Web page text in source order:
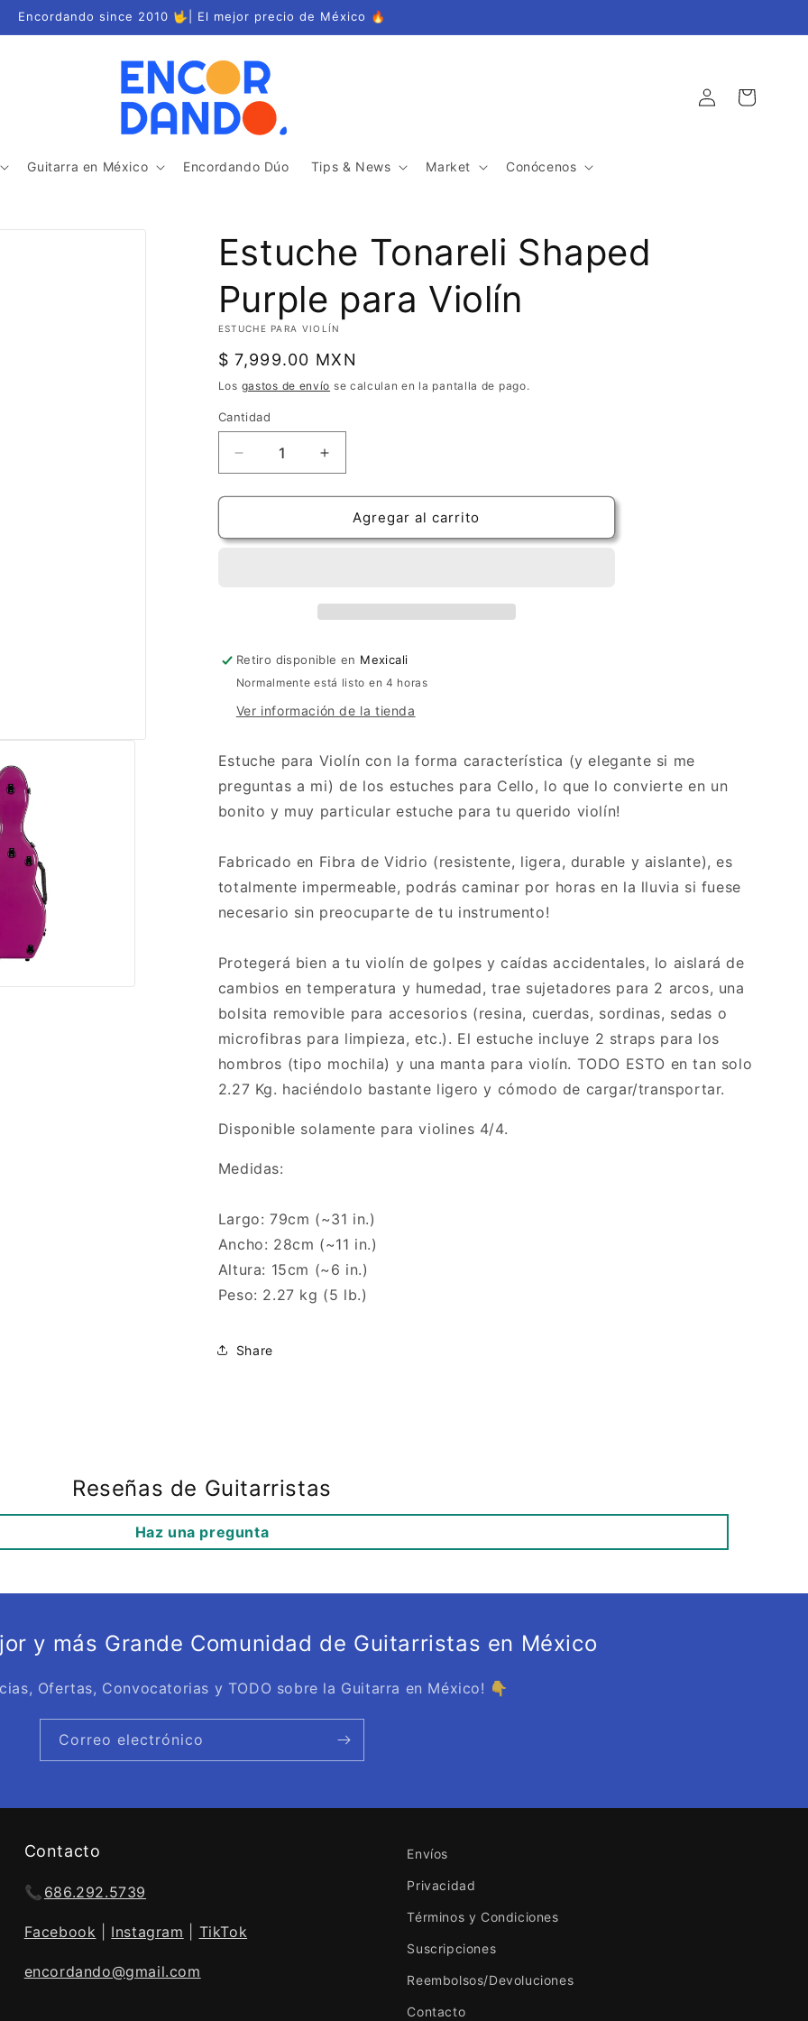
Encordando since 2010 🤟| El mejor precio de México 🔥
Guitarra en México Encordando Dúo Tips & News Market Conócenos
Iniciar
sesión
Carrito
Estuche Tonareli Shaped
Purple para Violín
ESTUCHE PARA VIOLÍN
Precio
habitual
$ 7,999.00 MXN
Los gastos de envío se calculan en la pantalla de pago.
Cantidad
Cantidad
Reducir
cantidad
para
Tonareli
Aumentar
cantidad
para
Estuche
Tonareli
Agregar al carrito
Retiro disponible en Mexicali
Normalmente está listo en 4 horas
Ver información de la tienda
Estuche para Violín con la forma característica (y elegante si me
preguntas a mi) de los estuches para Cello, lo que lo convierte en un
bonito y muy particular estuche para tu querido violín!
Fabricado en Fibra de Vidrio (resistente, ligera, durable y aislante), es
totalmente impermeable, podrás caminar por horas en la lluvia si fuese
necesario sin preocuparte de tu instrumento!
Protegerá bien a tu violín de golpes y caídas accidentales, lo aislará de
cambios en temperatura y humedad, trae sujetadores para 2 arcos, una
bolsita removible para accesorios (resina, cuerdas, sordinas, sedas o
microfibras para limpieza, etc.). El estuche incluye 2 straps para los
hombros (tipo mochila) y una manta para violín. TODO ESTO en tan solo
2.27 Kg. haciéndolo bastante ligero y cómodo de cargar/transportar.
Disponible solamente para violines 4/4.
Medidas:
Largo: 79cm (~31 in.)
Ancho: 28cm (~11 in.)
Altura: 15cm (~6 in.)
Peso: 2.27 kg (5 lb.)
Share
Reseñas de Guitarristas
Haz una pregunta
y más Grande Comunidad de Guitarristas en México
Ofertas, Convocatorias y TODO sobre la Guitarra en México! 👇
Correo electrónico
Contacto
📞 686.292.5739
Facebook Instagram TikTok
encordando@gmail.com
Envíos
Privacidad
Términos y Condiciones
Suscripciones
Reembolsos/Devoluciones
Contacto